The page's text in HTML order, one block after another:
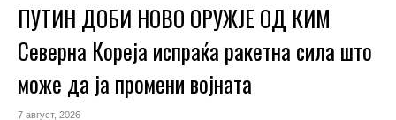
ПУТИН ДОБИ НОВО ОРУЖЈЕ ОД КИМ
Северна Кореја испраќа ракетна сила што
може да ја промени војната
7 август, 2026